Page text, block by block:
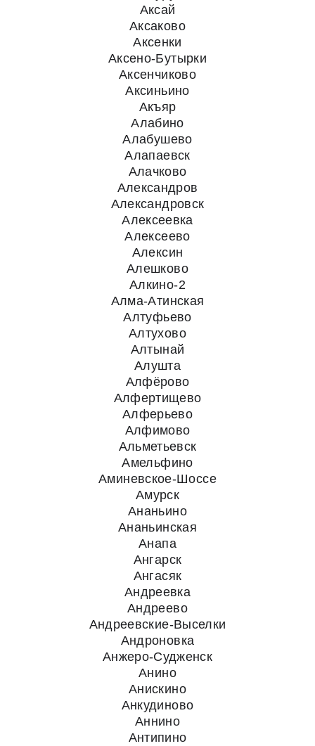
Аксай
Аксаково
Аксенки
Аксено-Бутырки
Аксенчиково
Аксиньино
Акъяр
Алабино
Алабушево
Алапаевск
Алачково
Александров
Александровск
Алексеевка
Алексеево
Алексин
Алешково
Алкино-2
Алма-Атинская
Алтуфьево
Алтухово
Алтынай
Алушта
Алфёрово
Алфертищево
Алферьево
Алфимово
Альметьевск
Амельфино
Аминевское-Шоссе
Амурск
Ананьино
Ананьинская
Анапа
Ангарск
Ангасяк
Андреевка
Андреево
Андреевские-Выселки
Андроновка
Анжеро-Судженск
Анино
Анискино
Анкудиново
Аннино
Антипино